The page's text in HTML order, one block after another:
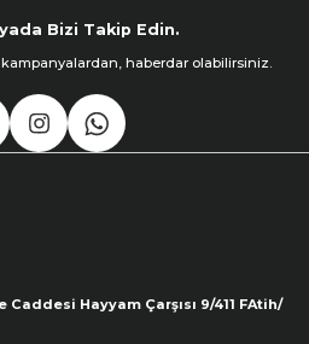
Bizi Takip Edin.
haberdar olabilirsiniz.
Hayyam Çarşısı 9/411 FAtih/